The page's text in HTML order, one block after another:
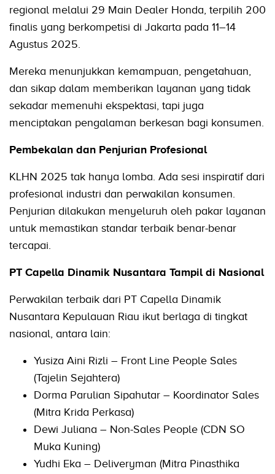
regional melalui 29 Main Dealer Honda, terpilih 200
finalis yang berkompetisi di Jakarta pada 11–14
Agustus 2025.
Mereka menunjukkan kemampuan, pengetahuan,
dan sikap dalam memberikan layanan yang tidak
sekadar memenuhi ekspektasi, tapi juga
menciptakan pengalaman berkesan bagi konsumen.
Pembekalan dan Penjurian Profesional
KLHN 2025 tak hanya lomba. Ada sesi inspiratif dari
profesional industri dan perwakilan konsumen.
Penjurian dilakukan menyeluruh oleh pakar layanan
untuk memastikan standar terbaik benar-benar
tercapai.
PT Capella Dinamik Nusantara Tampil di Nasional
Perwakilan terbaik dari PT Capella Dinamik
Nusantara Kepulauan Riau ikut berlaga di tingkat
nasional, antara lain:
Yusiza Aini Rizli – Front Line People Sales
(Tajelin Sejahtera)
Dorma Parulian Sipahutar – Koordinator Sales
(Mitra Krida Perkasa)
Dewi Juliana – Non-Sales People (CDN SO
Muka Kuning)
Yudhi Eka – Deliveryman (Mitra Pinasthika